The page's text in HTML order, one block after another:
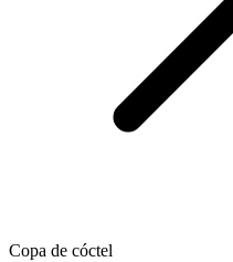
Copa de cóctel